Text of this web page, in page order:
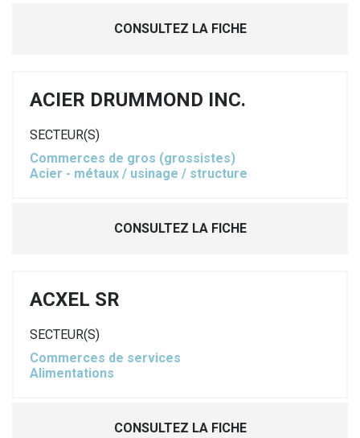
CONSULTEZ LA FICHE
ACIER DRUMMOND INC.
SECTEUR(S)
Commerces de gros (grossistes)
Acier - métaux / usinage / structure
CONSULTEZ LA FICHE
ACXEL SR
SECTEUR(S)
Commerces de services
Alimentations
CONSULTEZ LA FICHE